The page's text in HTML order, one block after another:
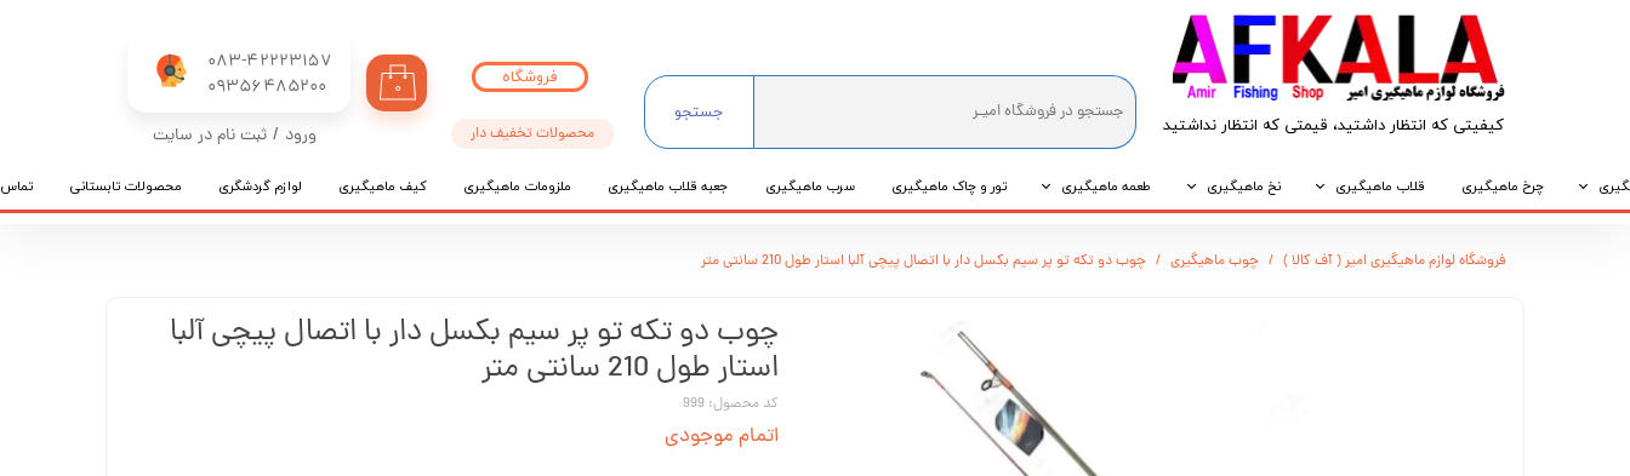
کیفیتی که انتظار داشتید، قیمتی که انتظار نداشتید​​​​​​​
083-42223157
​​​​​​​09356485200
جستجو
۰
ورود / ثبت نام در سایت
تغییر گذر واژه
چرخ ماهیگیری قلاب ماهیگیری نخ ماهیگیری طعمه ماهیگیری تور و چاک ماهیگیری سرب ماهیگیری جعبه قلاب ماهیگیری ملزومات ماهیگیری کیف ماهیگیری لوازم گردشگری محصولات تابستانی تماس
محصولات تخفیف دار
فروشگاه
فروشگاه لوازم ماهیگیری امیر ( آف کالا ) چوب ماهیگیری چوب دو تکه تو پر سیم بکسل دار با اتصال پیچی آلبا استار طول 210 سانتی متر
چوب دو تکه تو پر سیم بکسل دار با اتصال پیچی آلبا
استار طول 210 سانتی متر
کد محصول: 999
اتمام موجودی